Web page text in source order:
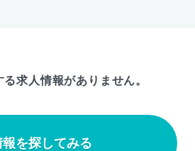
る求人情報がありません。
を探してみる